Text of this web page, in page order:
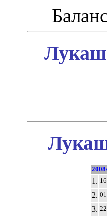
Лукаш
1.
2.
3.